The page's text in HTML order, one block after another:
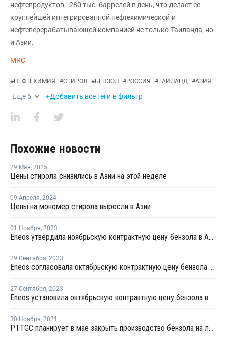
нефтепродуктов - 280 тыс. баррелей в день, что делает ее
крупнейшей интегрированной нефтехимической и
нефтеперерабатывающей компанией не только Таиланда, но
и Азии.
MRC
#НЕФТЕХИМИЯ #СТИРОЛ #БЕНЗОЛ #РОССИЯ #ТАИЛАНД #АЗИЯ
Еще 6 +Добавить все теги в фильтр
Похожие новости
29 Мая, 2025
Цены стирола снизились в Азии на этой неделе
09 Апреля, 2024
Цены на мономер стирола выросли в Азии
01 Ноября, 2023
Eneos утвердила ноябрьскую контрактную цену бензола в Азии
29 Сентября, 2023
Eneos согласовала октябрьскую контрактную цену бензола в Азии
27 Сентября, 2023
Eneos установила октябрьскую контрактную цену бензола в Азии
30 Ноября, 2021
PTTGC планирует в мае закрыть производство бензола на линии №1 в Таиланде